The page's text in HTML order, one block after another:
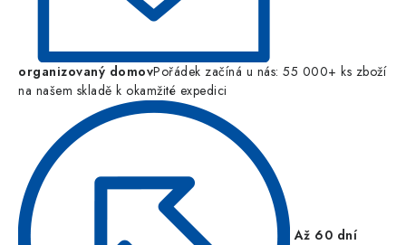
organizovaný domovPořádek začíná u nás: 55 000+ ks zboží
na našem skladě k okamžité expedici
Až 60 dní